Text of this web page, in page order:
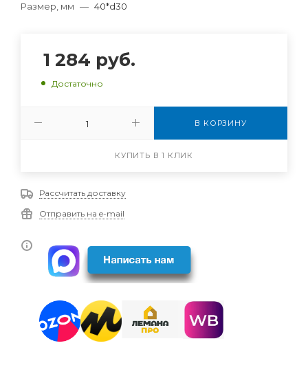
Размер, мм — 40*d30
1 284 руб.
Достаточно
В КОРЗИНУ
КУПИТЬ В 1 КЛИК
Рассчитать доставку
Отправить на e-mail